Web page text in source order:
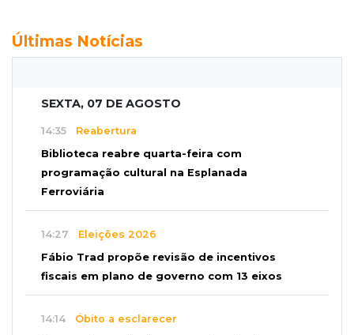
Últimas Notícias
SEXTA, 07 DE AGOSTO
14:35 Reabertura
Biblioteca reabre quarta-feira com
programação cultural na Esplanada
Ferroviária
14:27 Eleições 2026
Fábio Trad propõe revisão de incentivos
fiscais em plano de governo com 13 eixos
14:14 Óbito a esclarecer